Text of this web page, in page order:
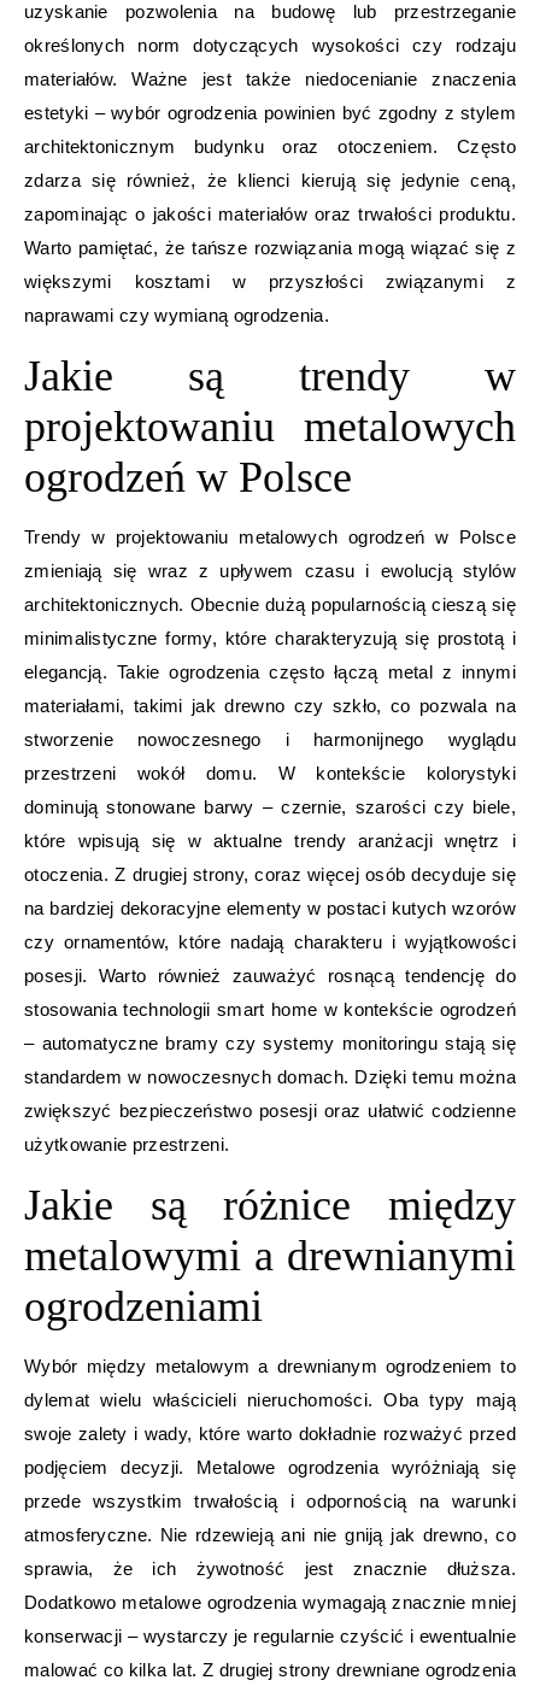
uzyskanie pozwolenia na budowę lub przestrzeganie
określonych norm dotyczących wysokości czy rodzaju
materiałów. Ważne jest także niedocenianie znaczenia
estetyki – wybór ogrodzenia powinien być zgodny z stylem
architektonicznym budynku oraz otoczeniem. Często
zdarza się również, że klienci kierują się jedynie ceną,
zapominając o jakości materiałów oraz trwałości produktu.
Warto pamiętać, że tańsze rozwiązania mogą wiązać się z
większymi kosztami w przyszłości związanymi z
naprawami czy wymianą ogrodzenia.
Jakie są trendy w
projektowaniu metalowych
ogrodzeń w Polsce
Trendy w projektowaniu metalowych ogrodzeń w Polsce
zmieniają się wraz z upływem czasu i ewolucją stylów
architektonicznych. Obecnie dużą popularnością cieszą się
minimalistyczne formy, które charakteryzują się prostotą i
elegancją. Takie ogrodzenia często łączą metal z innymi
materiałami, takimi jak drewno czy szkło, co pozwala na
stworzenie nowoczesnego i harmonijnego wyglądu
przestrzeni wokół domu. W kontekście kolorystyki
dominują stonowane barwy – czernie, szarości czy biele,
które wpisują się w aktualne trendy aranżacji wnętrz i
otoczenia. Z drugiej strony, coraz więcej osób decyduje się
na bardziej dekoracyjne elementy w postaci kutych wzorów
czy ornamentów, które nadają charakteru i wyjątkowości
posesji. Warto również zauważyć rosnącą tendencję do
stosowania technologii smart home w kontekście ogrodzeń
– automatyczne bramy czy systemy monitoringu stają się
standardem w nowoczesnych domach. Dzięki temu można
zwiększyć bezpieczeństwo posesji oraz ułatwić codzienne
użytkowanie przestrzeni.
Jakie są różnice między
metalowymi a drewnianymi
ogrodzeniami
Wybór między metalowym a drewnianym ogrodzeniem to
dylemat wielu właścicieli nieruchomości. Oba typy mają
swoje zalety i wady, które warto dokładnie rozważyć przed
podjęciem decyzji. Metalowe ogrodzenia wyróżniają się
przede wszystkim trwałością i odpornością na warunki
atmosferyczne. Nie rdzewieją ani nie gniją jak drewno, co
sprawia, że ich żywotność jest znacznie dłuższa.
Dodatkowo metalowe ogrodzenia wymagają znacznie mniej
konserwacji – wystarczy je regularnie czyścić i ewentualnie
malować co kilka lat. Z drugiej strony drewniane ogrodzenia